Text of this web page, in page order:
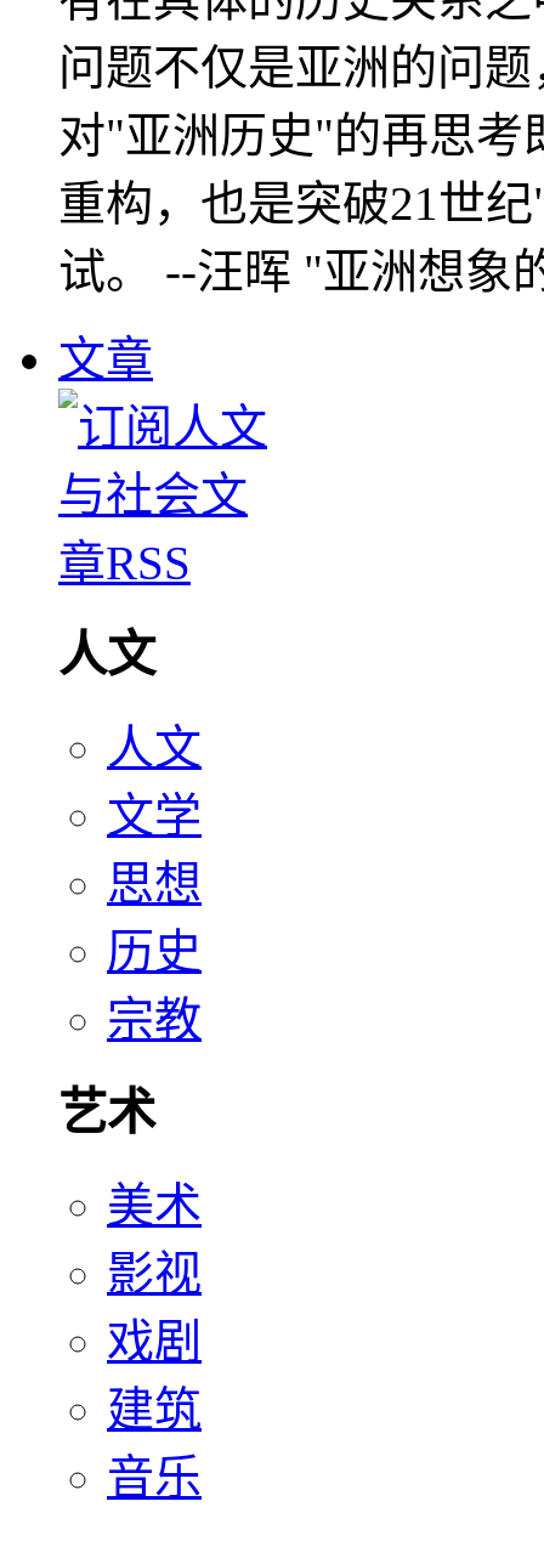
问题不仅是亚洲的问
对"亚洲历史"的再思考
重构，也是突破21世
试。 --汪晖 "亚洲想象
文章
人文
人文
文学
思想
历史
宗教
艺术
美术
影视
戏剧
建筑
音乐